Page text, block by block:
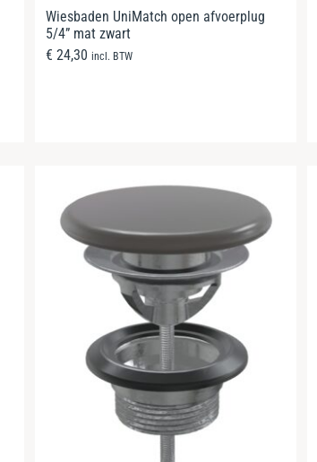
Wiesbaden UniMatch open afvoerplug
5/4” mat zwart
€ 24,30 incl. BTW